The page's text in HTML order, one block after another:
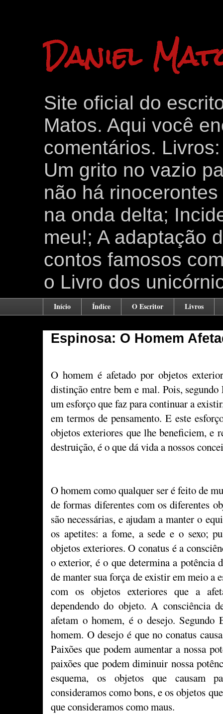
Daniel
Site oficial do
Matos. Aqui você
comentários.
Um grito no vazio
não há
na onda delta;
meu!; A adaptação
contos famosos
o Livro dos
Início Índice O Escritor Livros
Espinosa: O Homem
O homem é afetado por objetos
distinção entre bem e mal. Pois,
um esforço que faz para continuar a
em termos de pensamento. E este
objetos exteriores que lhe beneficiem, e
destruição, é o que dá vida a nossos
O homem como qualquer ser é feito de
de formas diferentes com os diferentes
são necessárias, e ajudam a manter o
os apetites: a fome, a sede e o sexo;
objetos exteriores. O conatus é a
o exterior, é o que determina a potência
de manter sua força de existir em meio a
com os objetos exteriores que a
dependendo do objeto. A consciência
afetam o homem, é o desejo. Segundo
homem. O desejo é que no conatus
Paixões que podem aumentar a nossa
paixões que podem diminuir nossa
esquema, os objetos que causam
consideramos como bons, e os objetos
que consideramos como maus.